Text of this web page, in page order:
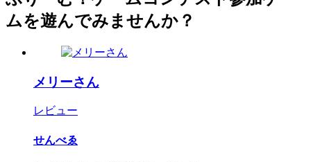
ムを遊んでみませんか？
メリーさん
レビュー
せんべゑ